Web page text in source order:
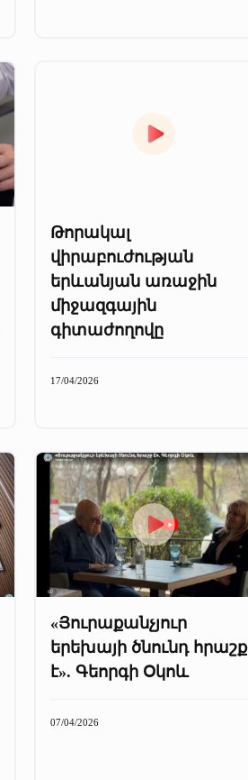
Թորակալ
վիրաբուժության
երևանյան առաջին
միջազգային
գիտաժողովը
17/04/2026
«Յուրաքանչյուր
երեխայի ծնունդ հրաշք
է». Գեորգի Օկոև
07/04/2026